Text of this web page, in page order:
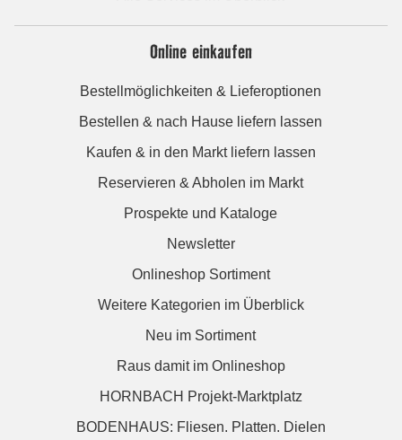
Online einkaufen
Bestellmöglichkeiten & Lieferoptionen
Bestellen & nach Hause liefern lassen
Kaufen & in den Markt liefern lassen
Reservieren & Abholen im Markt
Prospekte und Kataloge
Newsletter
Onlineshop Sortiment
Weitere Kategorien im Überblick
Neu im Sortiment
Raus damit im Onlineshop
HORNBACH Projekt-Marktplatz
BODENHAUS: Fliesen. Platten. Dielen